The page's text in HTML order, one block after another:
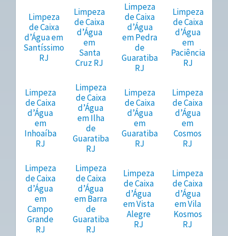
Limpeza
de Caixa
d’Água em
Santíssimo
RJ
Limpeza
de Caixa
d’Água
em
Santa
Cruz RJ
Limpeza
de Caixa
d’Água
em Pedra
de
Guaratiba
RJ
Limpeza
de Caixa
d’Água
em
Paciência
RJ
Limpeza
de Caixa
d’Água
em
Inhoaíba
RJ
Limpeza
de Caixa
d’Água
em Ilha
de
Guaratiba
RJ
Limpeza
de Caixa
d’Água
em
Guaratiba
RJ
Limpeza
de Caixa
d’Água
em
Cosmos
RJ
Limpeza
de Caixa
d’Água
em
Campo
Grande
RJ
Limpeza
de Caixa
d’Água
em Barra
de
Guaratiba
RJ
Limpeza
de Caixa
d’Água
em Vista
Alegre
RJ
Limpeza
de Caixa
d’Água
em Vila
Kosmos
RJ